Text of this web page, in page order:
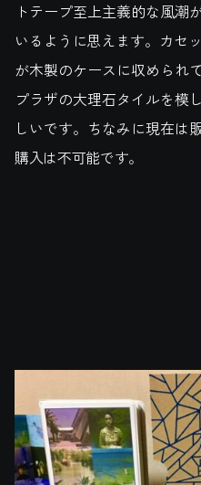
トテープ至上主義的な風潮
いるように思えます。カセ
が木製のケースに収められ
プラザの大理石タイルを模
しいです。ちなみに現在は
購入は不可能です。